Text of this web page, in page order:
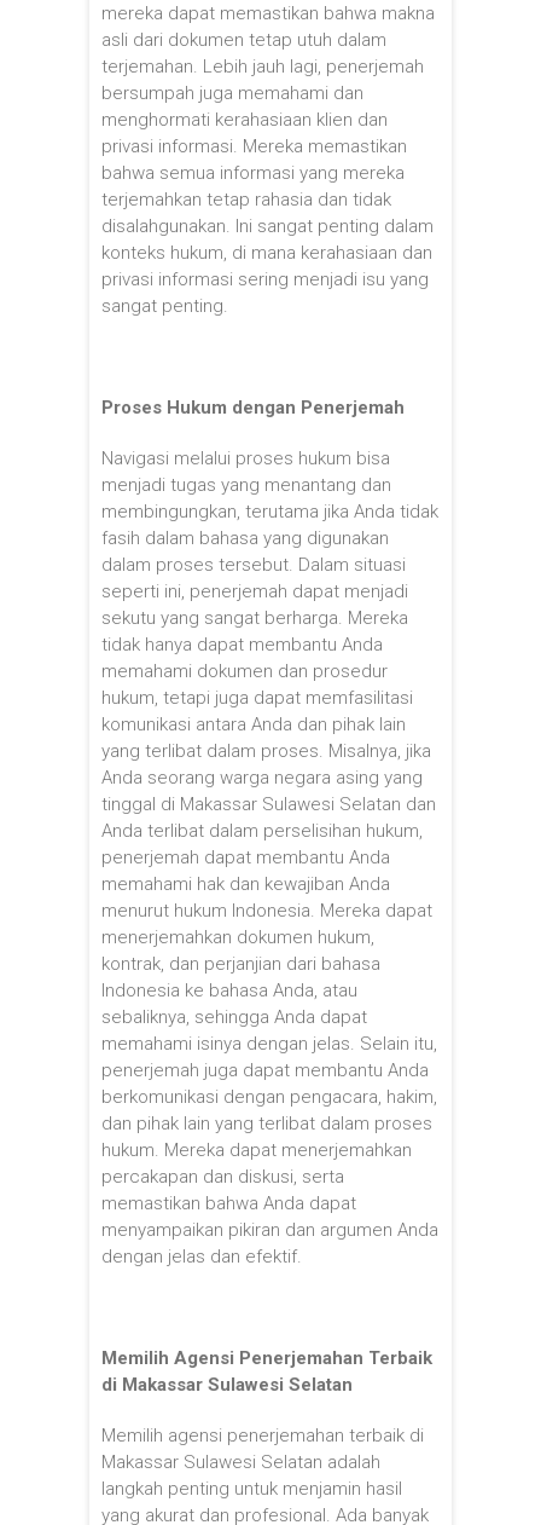
mereka dapat memastikan bahwa makna
asli dari dokumen tetap utuh dalam
terjemahan. Lebih jauh lagi, penerjemah
bersumpah juga memahami dan
menghormati kerahasiaan klien dan
privasi informasi. Mereka memastikan
bahwa semua informasi yang mereka
terjemahkan tetap rahasia dan tidak
disalahgunakan. Ini sangat penting dalam
konteks hukum, di mana kerahasiaan dan
privasi informasi sering menjadi isu yang
sangat penting.
Proses Hukum dengan Penerjemah
Navigasi melalui proses hukum bisa
menjadi tugas yang menantang dan
membingungkan, terutama jika Anda tidak
fasih dalam bahasa yang digunakan
dalam proses tersebut. Dalam situasi
seperti ini, penerjemah dapat menjadi
sekutu yang sangat berharga. Mereka
tidak hanya dapat membantu Anda
memahami dokumen dan prosedur
hukum, tetapi juga dapat memfasilitasi
komunikasi antara Anda dan pihak lain
yang terlibat dalam proses. Misalnya, jika
Anda seorang warga negara asing yang
tinggal di Makassar Sulawesi Selatan dan
Anda terlibat dalam perselisihan hukum,
penerjemah dapat membantu Anda
memahami hak dan kewajiban Anda
menurut hukum Indonesia. Mereka dapat
menerjemahkan dokumen hukum,
kontrak, dan perjanjian dari bahasa
Indonesia ke bahasa Anda, atau
sebaliknya, sehingga Anda dapat
memahami isinya dengan jelas. Selain itu,
penerjemah juga dapat membantu Anda
berkomunikasi dengan pengacara, hakim,
dan pihak lain yang terlibat dalam proses
hukum. Mereka dapat menerjemahkan
percakapan dan diskusi, serta
memastikan bahwa Anda dapat
menyampaikan pikiran dan argumen Anda
dengan jelas dan efektif.
Memilih Agensi Penerjemahan Terbaik
di Makassar Sulawesi Selatan
Memilih agensi penerjemahan terbaik di
Makassar Sulawesi Selatan adalah
langkah penting untuk menjamin hasil
yang akurat dan profesional. Ada banyak